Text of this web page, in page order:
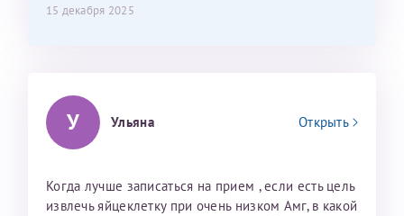
15 декабря 2025
У Ульяна Открыть
Когда лучше записаться на прием , если есть цель
извлечь яйцеклетку при очень низком Амг, в какой